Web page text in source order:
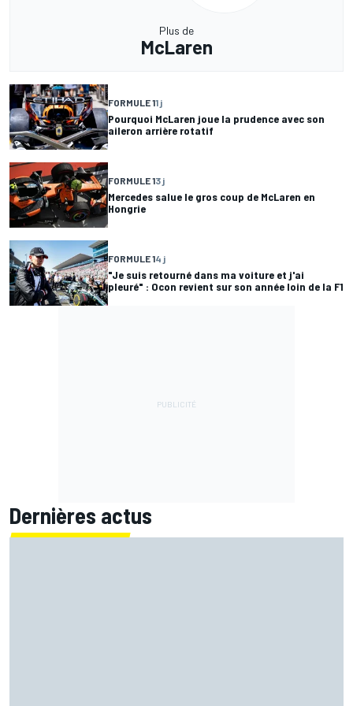
Plus de
McLaren
FORMULE 11 j
Pourquoi McLaren joue la prudence avec son
aileron arrière rotatif
FORMULE 13 j
Mercedes salue le gros coup de McLaren en
Hongrie
FORMULE 14 j
"Je suis retourné dans ma voiture et j'ai
pleuré" : Ocon revient sur son année loin de la F1
Dernières actus